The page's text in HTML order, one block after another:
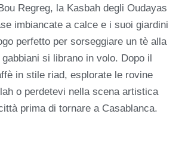
Regreg, la Kasbah degli Oudayas
imbiancate a calce e i suoi giardini
perfetto per sorseggiare un tè alla
si librano in volo. Dopo il
in stile riad, esplorate le rovine
o perdetevi nella scena artistica
prima di tornare a Casablanca.